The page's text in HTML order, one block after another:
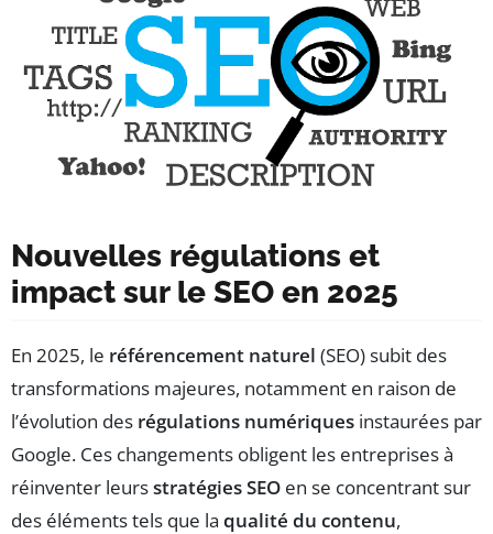
Nouvelles régulations et
impact sur le SEO en 2025
En 2025, le référencement naturel (SEO) subit des
transformations majeures, notamment en raison de
l’évolution des régulations numériques instaurées par
Google. Ces changements obligent les entreprises à
réinventer leursstratégies SEO en se concentrant sur
des éléments tels que la qualité du contenu,